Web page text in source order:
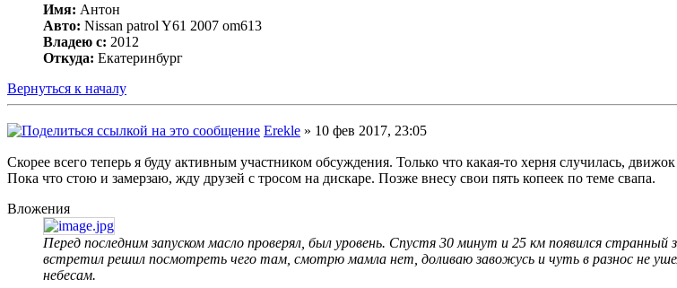
Имя: Антон
Авто: Nissan patrol Y61 2007 om613
Владею с: 2012
Откуда: Екатеринбург
Вернуться к началу
Erekle » 10 фев 2017, 23:05
Скорее всего теперь я буду активным участником обсуждения. Только что какая-то херня случилась,
Пока что стою и замерзаю, жду друзей с тросом на дискаре. Позже внесу свои пять копеек по теме свапа.
Вложения
Перед последним запуском масло проверял, был уровень. Спустя 30 минут и 25 км появился
встретил решил посмотреть чего там, смотрю мамла нет, доливаю завожусь и чуть в разнос не
небесам.